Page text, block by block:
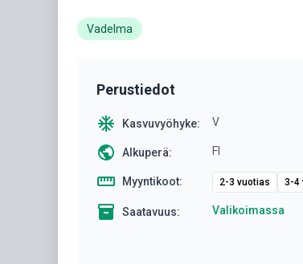
Vadelma
Perustiedot
ac_unit Kasvuvyöhyke: V
public Alkuperä: FI
straighten Myyntikoot: 2-3 vuotias 3-4
inventory Saatavuus: Valikoimassa